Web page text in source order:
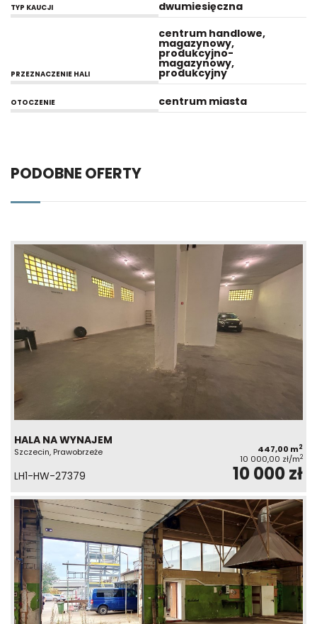
TYP KAUCJI dwumiesięczna
PRZEZNACZENIE HALI
centrum handlowe,
magazynowy,
produkcyjno-
magazynowy,
produkcyjny
OTOCZENIE centrum miasta
PODOBNE OFERTY
HALA NA WYNAJEM
Szczecin, Prawobrzeże 447,00 m2
10 000,00 zł/m2
LH1-HW-27379 10 000 zł